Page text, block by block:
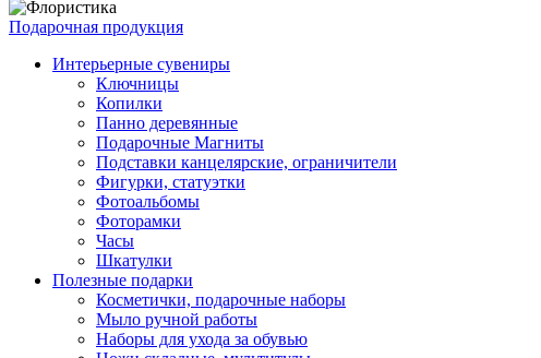
Подарочная продукция
Интерьерные сувениры
Ключницы
Копилки
Панно деревянные
Подарочные Магниты
Подставки канцелярские, ограничители
Фигурки, статуэтки
Фотоальбомы
Фоторамки
Часы
Шкатулки
Полезные подарки
Косметички, подарочные наборы
Мыло ручной работы
Наборы для ухода за обувью